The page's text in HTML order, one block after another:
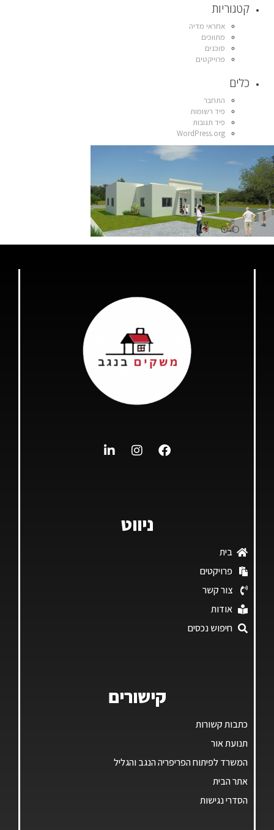
קטגוריות
אחראי מדיה
מתווכים
סוכנים
פרוייקטים
כלים
התחבר
פיד רשומות
פיד תגובות
WordPress.org
ניווט
בית
פרויקטים
צור קשר
אודות
חיפוש נכסים
קישורים
כתבות קשורות
תנועת אור
המשרד לפיתוח הפריפריה הנגב והגליל
אתר הבית
הסדרי נגישות